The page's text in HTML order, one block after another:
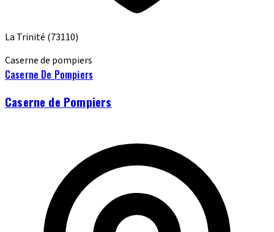
La Trinité (73110)
Caserne de pompiers
Caserne De Pompiers
Caserne de Pompiers